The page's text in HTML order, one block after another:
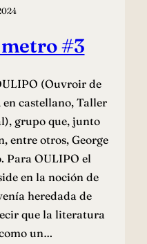
#3
(Ouvroir de
castellano, Taller
grupo que, junto
entre otros, George
Para OULIPO el
en la noción de
heredada de
que la literatura
un…